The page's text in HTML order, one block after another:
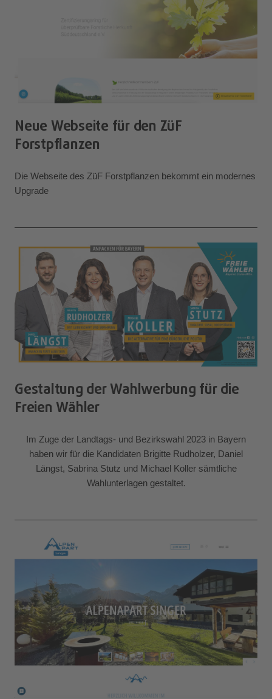
Neue Webseite für den ZüF
Forstpflanzen
Die Webseite des ZüF Forstpflanzen bekommt ein modernes
Upgrade
Gestaltung der Wahlwerbung für die
Freien Wähler
Im Zuge der Landtags- und Bezirkswahl 2023 in Bayern
haben wir für die Kandidaten Brigitte Rudholzer, Daniel
Längst, Sabrina Stutz und Michael Koller sämtliche
Wahlunterlagen gestaltet.